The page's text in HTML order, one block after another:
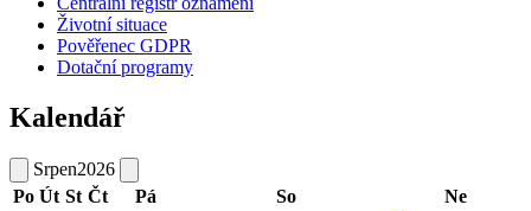
Životní situace
Pověřenec GDPR
Dotační programy
Kalendář
Srpen2026
Po Út St Čt Pá So Ne